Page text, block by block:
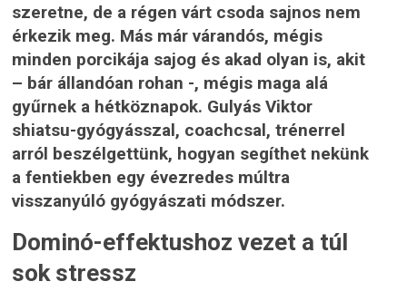
szeretne, de a régen várt csoda sajnos nem
érkezik meg. Más már várandós, mégis
minden porcikája sajog és akad olyan is, akit
– bár állandóan rohan -, mégis maga alá
gyűrnek a hétköznapok. Gulyás Viktor
shiatsu-gyógyásszal, coachcsal, trénerrel
arról beszélgettünk, hogyan segíthet nekünk
a fentiekben egy évezredes múltra
visszanyúló gyógyászati módszer.
Dominó-effektushoz vezet a túl
sok stressz